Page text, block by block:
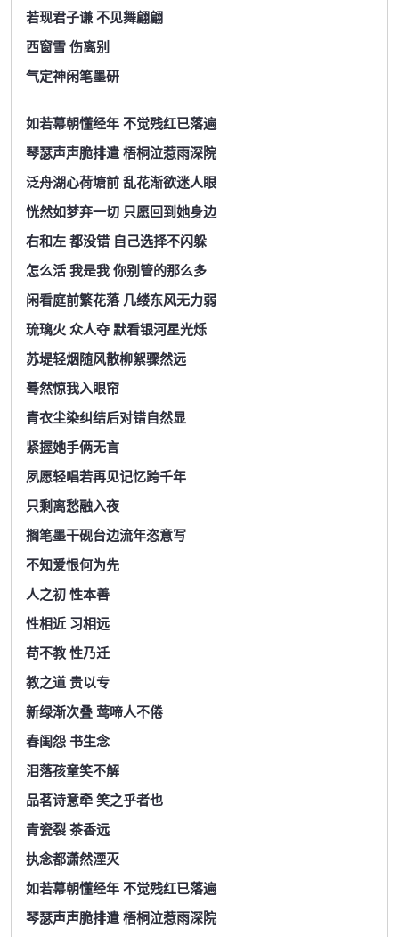
若现君子谦 不见舞翩翩
西窗雪 伤离别
气定神闲笔墨研
如若幕朝懂经年 不觉残红已落遍
琴瑟声声脆排遣 梧桐泣惹雨深院
泛舟湖心荷塘前 乱花渐欲迷人眼
恍然如梦弃一切 只愿回到她身边
右和左 都没错 自己选择不闪躲
怎么活 我是我 你别管的那么多
闲看庭前繁花落 几缕东风无力弱
琉璃火 众人夺 默看银河星光烁
苏堤轻烟随风散柳絮骤然远
蓦然惊我入眼帘
青衣尘染纠结后对错自然显
紧握她手俩无言
夙愿轻唱若再见记忆跨千年
只剩离愁融入夜
搁笔墨干砚台边流年恣意写
不知爱恨何为先
人之初 性本善
性相近 习相远
苟不教 性乃迁
教之道 贵以专
新绿渐次叠 莺啼人不倦
春闺怨 书生念
泪落孩童笑不解
品茗诗意牵 笑之乎者也
青瓷裂 茶香远
执念都潇然湮灭
如若幕朝懂经年 不觉残红已落遍
琴瑟声声脆排遣 梧桐泣惹雨深院